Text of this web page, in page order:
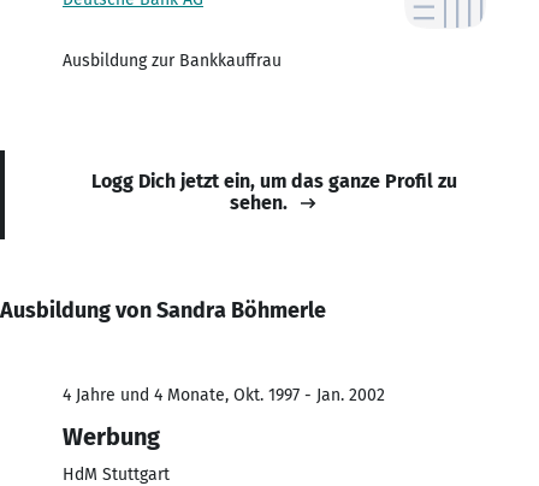
Ausbildung zur Bankkauffrau
Logg Dich jetzt ein, um das ganze Profil zu
sehen.
Ausbildung von Sandra Böhmerle
4 Jahre und 4 Monate, Okt. 1997 - Jan. 2002
Werbung
HdM Stuttgart